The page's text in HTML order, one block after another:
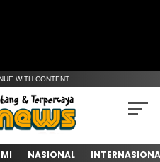
WITH CONTENT
NASIONAL